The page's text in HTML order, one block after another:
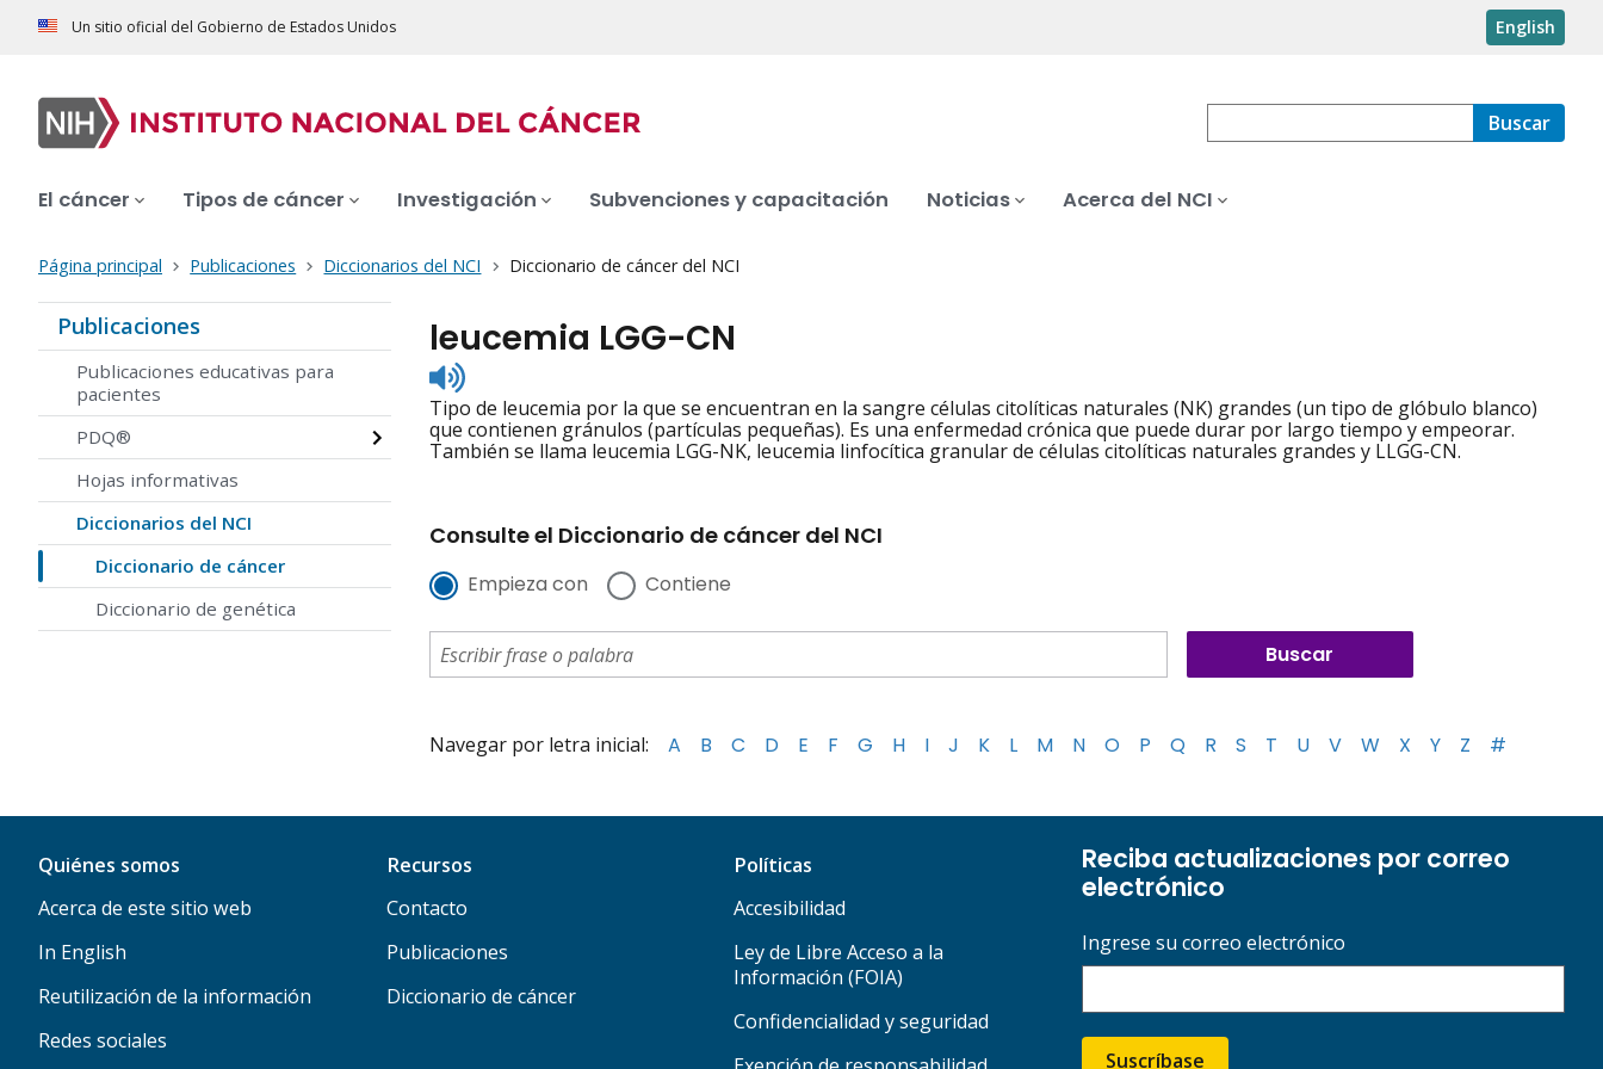
Un sitio oficial del Gobierno de Estados Unidos English
Buscar
El cáncer Tipos de cáncer Investigación Subvenciones y capacitación Noticias Acerca del NCI
Página principal Publicaciones Diccionarios del NCI Diccionario de cáncer del NCI
Publicaciones
Publicaciones educativas para
pacientes
PDQ®
Hojas informativas
Diccionarios del NCI
Diccionario de cáncer
Diccionario de genética
leucemia LGG-CN
Listen
to
pronunciation
Tipo de leucemia por la que se encuentran en la sangre células citolíticas naturales (NK) grandes (un tipo de glóbulo blanco)
que contienen gránulos (partículas pequeñas). Es una enfermedad crónica que puede durar por largo tiempo y empeorar.
También se llama leucemia LGG-NK, leucemia linfocítica granular de células citolíticas naturales grandes y LLGG-CN.
Consulte el Diccionario de cáncer del NCI
Empieza con Contiene
Navegar por letra inicial: A B C D E F G H I J K L M N O P Q R S T U V W X Y Z #
Quiénes somos
Acerca de este sitio web
In English
Reutilización de la información
Redes sociales
Recursos
Contacto
Publicaciones
Diccionario de cáncer
Políticas
Accesibilidad
Ley de Libre Acceso a la
Información (FOIA)
Confidencialidad y seguridad
Reciba actualizaciones por correo
electrónico
Ingrese su correo electrónico
Suscríbase